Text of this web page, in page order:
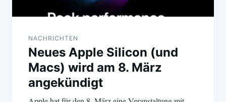
NACHRICHTEN
Neues Apple Silicon (und
Macs) wird am 8. März
angekündigt